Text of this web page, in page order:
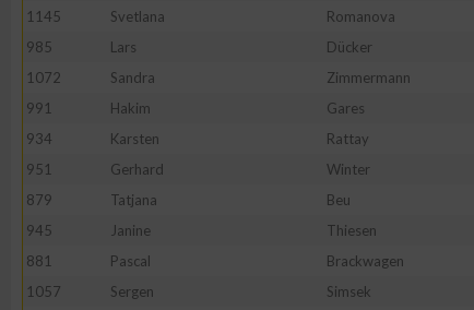
1145
Svetlana Romanova
985
Lars Dücker
1072
Sandra Zimmermann
991
Hakim Gares
934
Karsten Rattay
951
Gerhard Winter
879
Tatjana Beu
945
Janine Thiesen
881
Pascal Brackwagen
1057
Sergen Simsek
Performance
Funktional
Werbung